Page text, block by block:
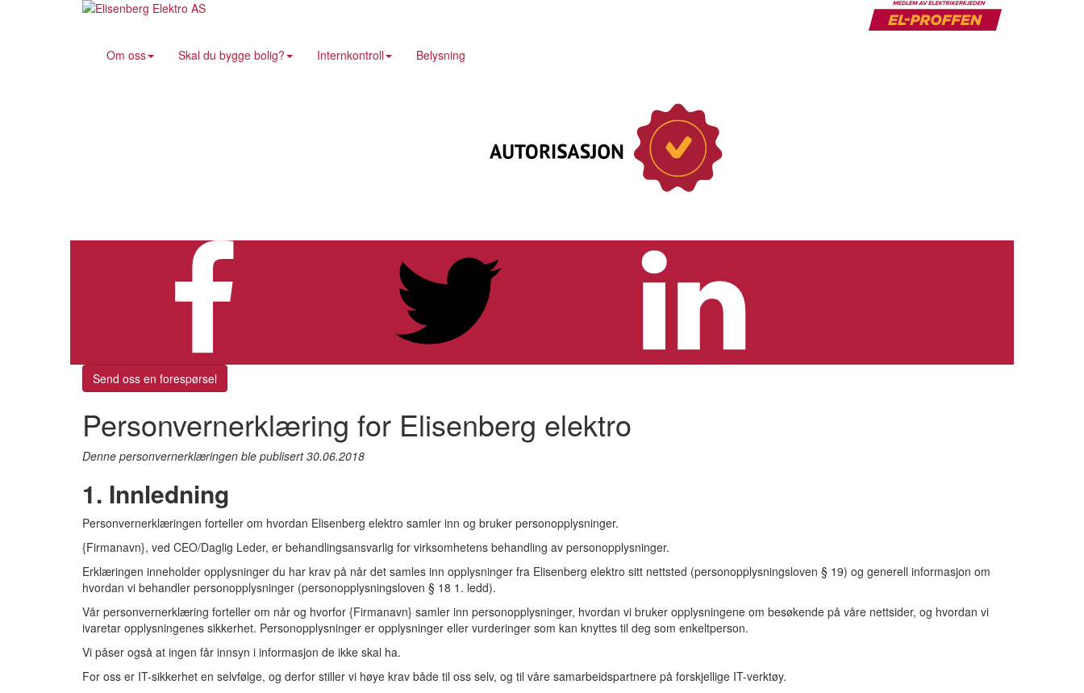
Om oss Skal du bygge bolig? Internkontroll Belysning
Send oss en forespørsel
Personvernerklæring for Elisenberg elektro
Denne personvernerklæringen ble publisert 30.06.2018
1. Innledning
Personvernerklæringen forteller om hvordan Elisenberg elektro samler inn og bruker personopplysninger.
{Firmanavn}, ved CEO/Daglig Leder, er behandlingsansvarlig for virksomhetens behandling av personopplysninger.
Erklæringen inneholder opplysninger du har krav på når det samles inn opplysninger fra Elisenberg elektro sitt nettsted (personopplysningsloven § 19) og generell informasjon om
hvordan vi behandler personopplysninger (personopplysningsloven § 18 1. ledd).
Vår personvernerklæring forteller om når og hvorfor {Firmanavn} samler inn personopplysninger, hvordan vi bruker opplysningene om besøkende på våre nettsider, og hvordan vi
ivaretar opplysningenes sikkerhet. Personopplysninger er opplysninger eller vurderinger som kan knyttes til deg som enkeltperson.
Vi påser også at ingen får innsyn i informasjon de ikke skal ha.
For oss er IT-sikkerhet en selvfølge, og derfor stiller vi høye krav både til oss selv, og til våre samarbeidspartnere på forskjellige IT-verktøy.